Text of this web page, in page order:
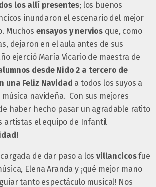
los allí presentes; los buenos
inundaron el escenario del mejor
Muchos ensayos y nervios que, como
dejaron en el aula antes de sus
ejerció María Vicario de maestra de
desde Nido 2 a tercero de
una Feliz Navidad a todos los suyos a
navideña. Con sus mejores
haber hecho pasar un agradable ratito
artistas el equipo de Infantil
de dar paso a losvillancicosfue
Elena Aranda y ¡qué mejor mano
tanto espectáculo musical! Nos